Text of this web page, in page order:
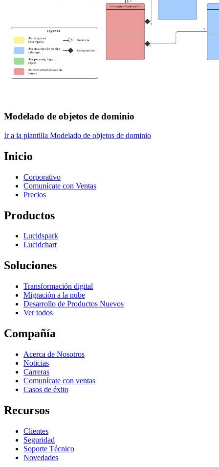
Modelado de objetos de dominio
Ir a la plantilla Modelado de objetos de dominio
Inicio
Corporativo
Comunícate con Ventas
Precios
Productos
Lucidspark
Lucidchart
Soluciones
Transformación digital
Migración a la nube
Desarrollo de Productos Nuevos
Ver todos
Compañía
Acerca de Nosotros
Noticias
Carreras
Comunícate con ventas
Casos de éxito
Recursos
Clientes
Seguridad
Soporte Técnico
Novedades